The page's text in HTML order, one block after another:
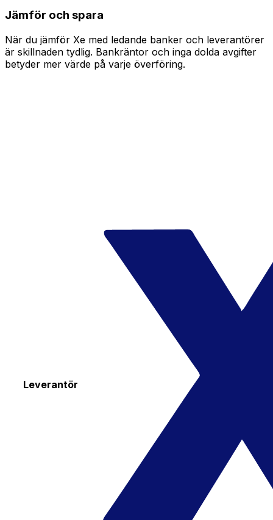
Jämför och spara
När du jämför Xe med ledande banker och leverantörer
är skillnaden tydlig. Bankräntor och inga dolda avgifter
betyder mer värde på varje överföring.
Leverantör